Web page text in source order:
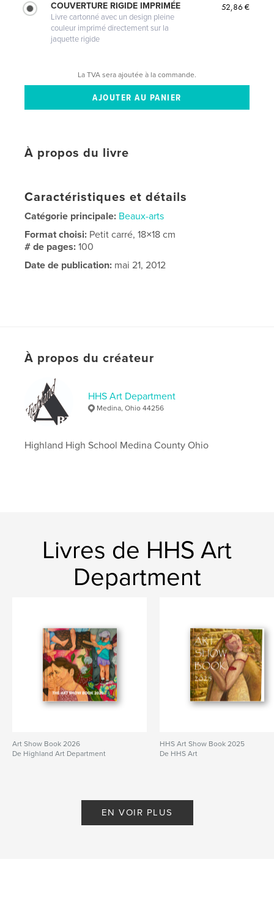
COUVERTURE RIGIDE IMPRIMÉE
Livre cartonné avec un design pleine
couleur imprimé directement sur la
jaquette rigide
52,86 €
La TVA sera ajoutée à la commande.
À propos du livre
Caractéristiques et détails
Catégorie principale: Beaux-arts
Format choisi: Petit carré, 18×18 cm
# de pages:100
Date de publication: mai 21, 2012
À propos du créateur
HHS Art Department
Medina, Ohio 44256
Highland High School Medina County Ohio
Livres de HHS Art
Department
Art Show Book 2026
De Highland Art Department
HHS Art Show Book 2025
De HHS Art
EN VOIR PLUS